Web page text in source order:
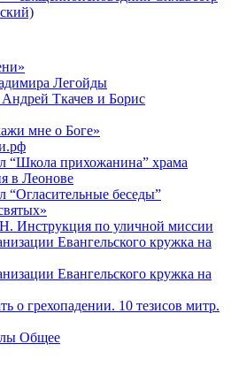
Легойды
Ткачев и Борис
мне о Боге»
“Школа прихожанина” храма
в Леонове
“Огласительные беседы”
Инструкция по уличной миссии
Евангельского кружка на
Евангельского кружка на
о грехопадении. 10 тезисов митр.
Общее